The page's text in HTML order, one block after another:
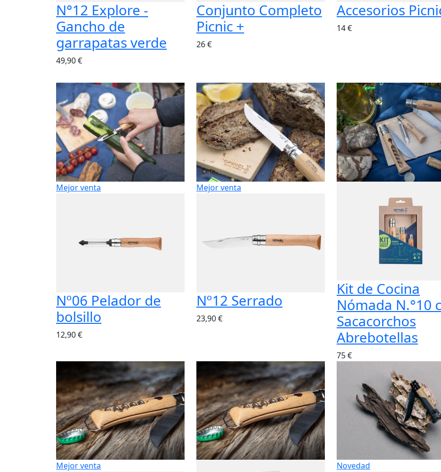
N°12 Explore -
Gancho de
garrapatas verde
49,90 €
Conjunto Completo
Picnic +
26 €
Accesorios
14 €
Mejor venta
Nº06 Pelador de
bolsillo
12,90 €
Mejor venta
Nº12 Serrado
23,90 €
Kit de Cocina
Nómada N.°10
Sacacorchos
Abrebotellas
75 €
Mejor venta Novedad